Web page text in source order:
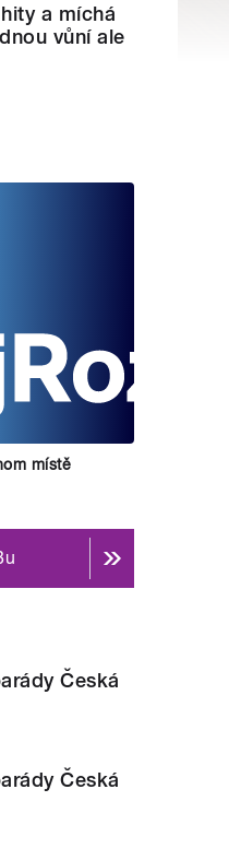
a míchá
vůní ale
místě
Česká
Česká